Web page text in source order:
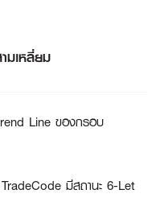
เหลี่ยม
Line ของกรอบ
มีสถานะ 6-Let